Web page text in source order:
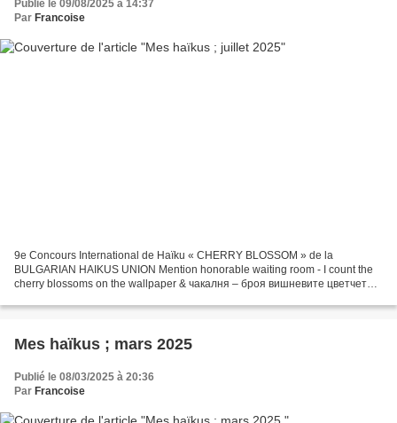
Publié le 09/08/2025 à 14:37
Par Francoise
9e Concours International de Haïku « CHERRY BLOSSOM » de la
BULGARIAN HAIKUS UNION Mention honorable waiting room - I count the
cherry blossoms on the wallpaper & чакалня – броя вишневите цветчета
Mes haïkus ; mars 2025
Publié le 08/03/2025 à 20:36
Par Francoise